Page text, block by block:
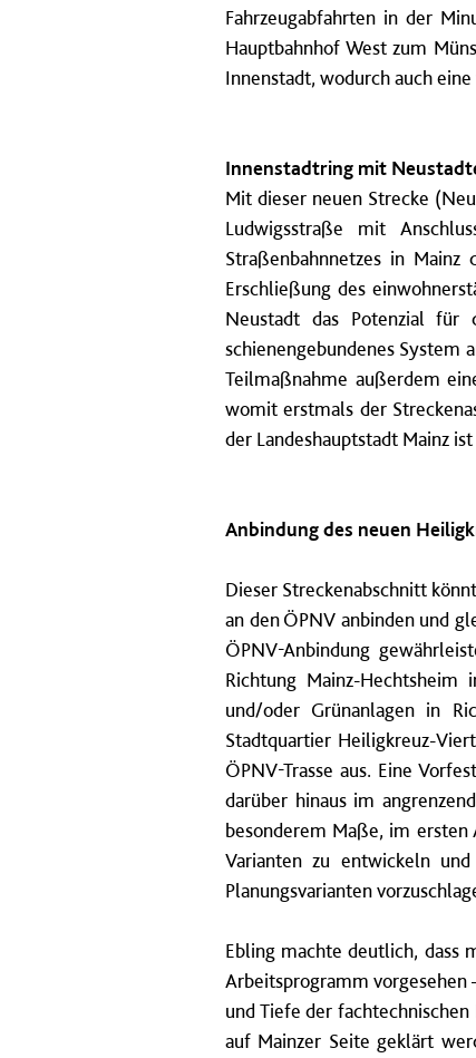
Fahrzeugabfahrten in der
Hauptbahnhof West zum
Innenstadt, wodurch auch
Innenstadtring mit
Mit dieser neuen Strecke
Ludwigsstraße mit
Straßenbahnnetzes in
Erschließung des
Neustadt das Potenzial für
schienengebundenes System
Teilmaßnahme außerdem
womit erstmals der
der Landeshauptstadt Mainz
Anbindung des neuen
Dieser Streckenabschnitt
an den ÖPNV anbinden und
ÖPNV-Anbindung
Richtung Mainz-Hechtsheim
und/oder Grünanlagen in
Stadtquartier Heiligkreuz-
ÖPNV-Trasse aus. Eine
darüber hinaus im
besonderem Maße, im
Varianten zu entwickeln
Planungsvarianten
Ebling machte deutlich, dass
Arbeitsprogramm vorgesehen
und Tiefe der
auf Mainzer Seite geklärt